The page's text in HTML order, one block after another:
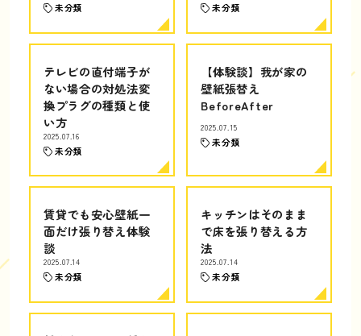
未分類 未分類
テレビの直付端子が
ない場合の対処法変
換プラグの種類と使
い方
2025.07.16
未分類
【体験談】我が家の
壁紙張替え
BeforeAfter
2025.07.15
未分類
賃貸でも安心壁紙一
面だけ張り替え体験
談
2025.07.14
未分類
キッチンはそのまま
で床を張り替える方
法
2025.07.14
未分類